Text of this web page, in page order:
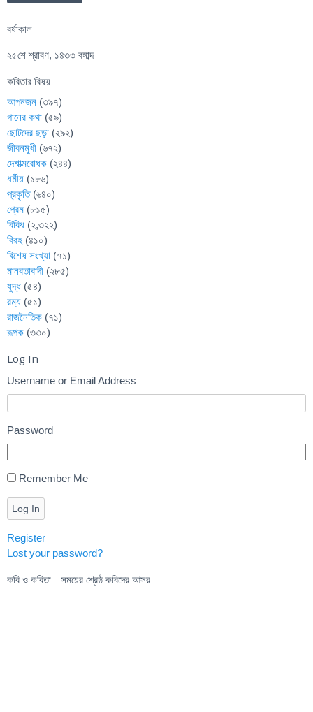
বর্ষাকাল
২৫শে শ্রাবণ, ১৪৩৩ বঙ্গাব্দ
কবিতার বিষয়
আপনজন (৩৯৭)
গানের কথা (৫৯)
ছোটদের ছড়া (২৯২)
জীবনমুখী (৬৭২)
দেশাত্মবোধক (২৪৪)
ধর্মীয় (১৮৬)
প্রকৃতি(৬৪০)
প্রেম (৮১৫)
বিবিধ (২,৩২২)
বিরহ (৪১০)
বিশেষ সংখ্যা (৭১)
মানবতাবাদী (২৮৫)
যুদ্ধ (৫৪)
রম্য (৫১)
রাজনৈতিক (৭১)
রূপক (৩৩০)
Log In
Username or Email Address
Password
Remember Me
Log In
Register
Lost your password?
কবি ও কবিতা - সময়ের শ্রেষ্ঠ কবিদের আসর